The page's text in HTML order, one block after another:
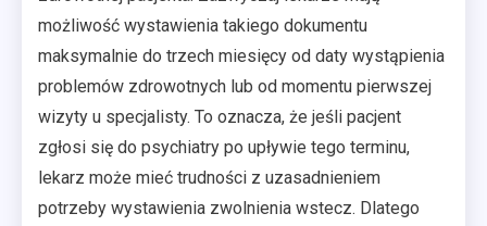
możliwość wystawienia takiego dokumentu
maksymalnie do trzech miesięcy od daty wystąpienia
problemów zdrowotnych lub od momentu pierwszej
wizyty u specjalisty. To oznacza, że jeśli pacjent
zgłosi się do psychiatry po upływie tego terminu,
lekarz może mieć trudności z uzasadnieniem
potrzeby wystawienia zwolnienia wstecz. Dlatego